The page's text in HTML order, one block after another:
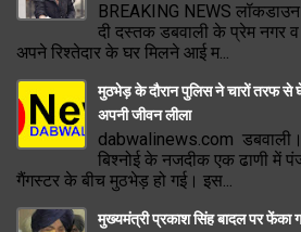
BREAKING NEWS लॉकडाउन
दी दस्तक डबवाली के प्रेम नगर
अपने रिश्तेदार के घर मिलने आई म...
मुठभेड़ के दौरान पुलिस ने चारों तरफ से
अपनी जीवन लीला
dabwalinews.com डबवाली।
बिश्नोई के नजदीक एक ढाणी में
गैंगस्टर के बीच मुठभेड़ हो गई। इस...
मुख्यमंत्री प्रकाश सिंह बादल पर फेंका